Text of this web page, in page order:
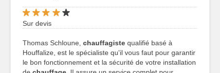
Sur devis
Thomas Schloune, chauffagiste qualifié basé à
Houffalize, est le spécialiste qu'il vous faut pour garantir
le bon fonctionnement et la sécurité de votre installation